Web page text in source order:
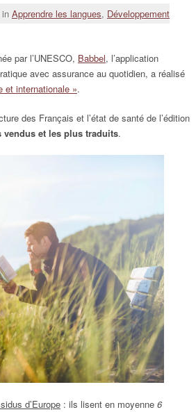
in Apprendre les langues, Développement
par l’UNESCO, Babbel, l’application
avec assurance au quotidien, a réalisé
et internationale ».
des Français et l’état de santé de l’édition
et les plus traduits.
d’Europe : ils lisent en moyenne 6